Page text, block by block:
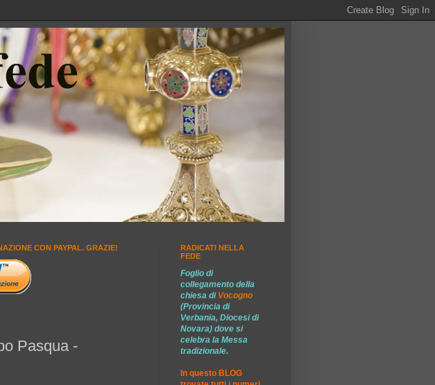
CON PAYPAL. GRAZIE!
Pasqua -
RADICATI NELLA
FEDE
Foglio di
collegamento della
chiesa di Vocogno
(Provincia di
Verbania, Diocesi di
Novara) dove si
celebra la Messa
tradizionale.
In questo BLOG